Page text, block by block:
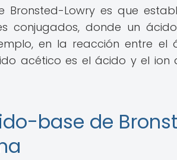
Lowry es que
conjugados, donde un
en la reacción entre el
acético es el ácido y el
base de